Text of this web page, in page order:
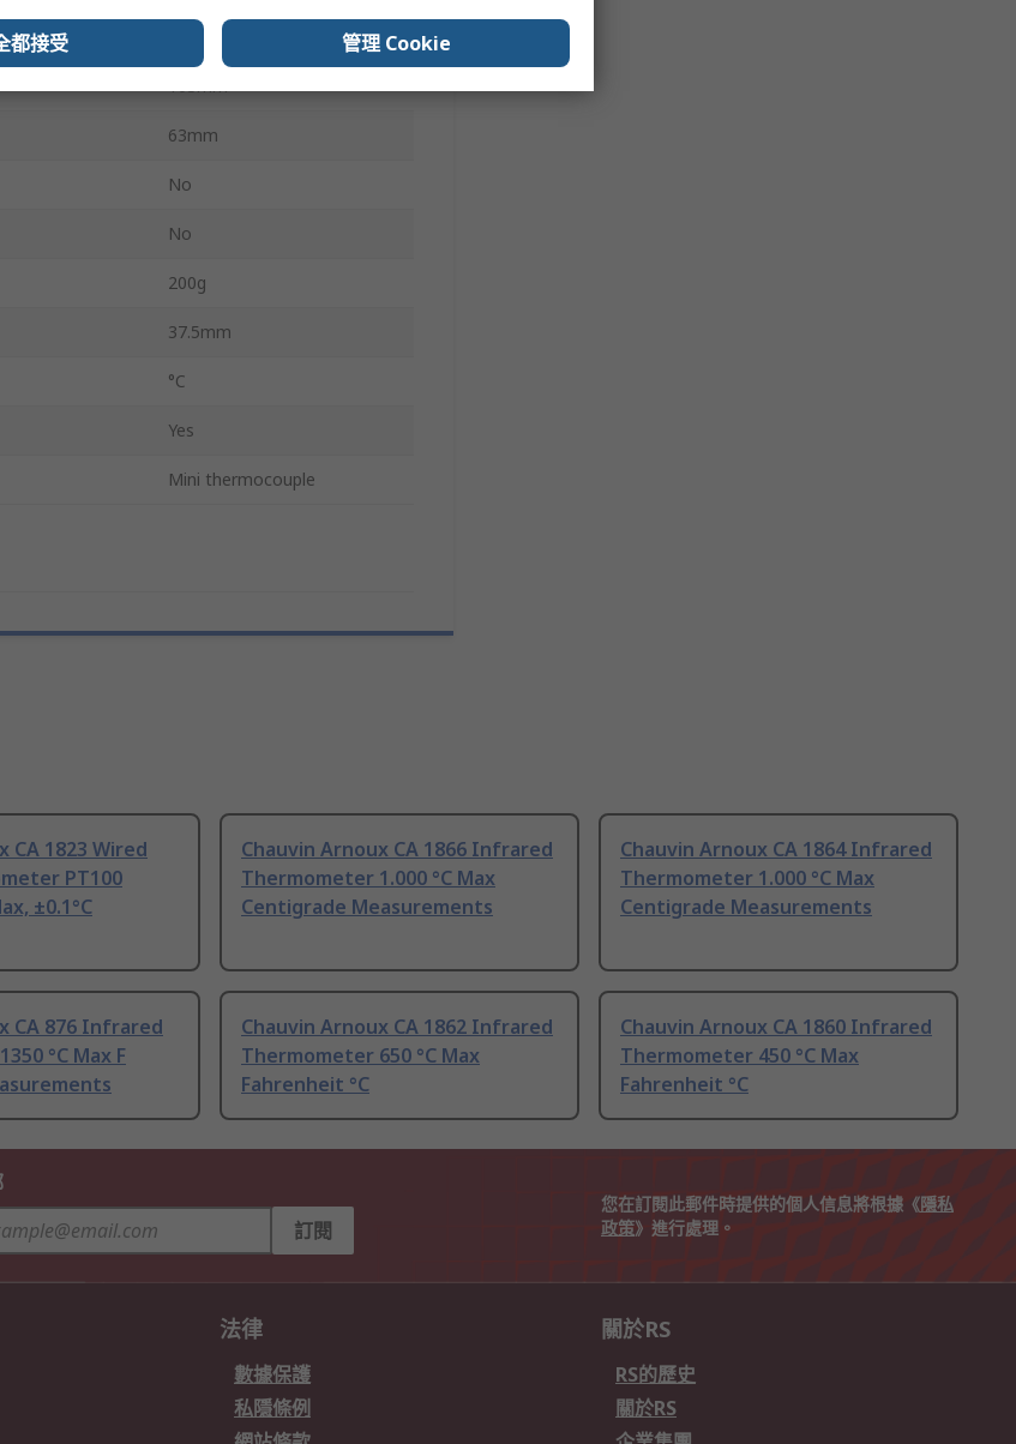
163mm
63mm
No
No
200g
37.5mm
°C
Yes
Mini thermocouple
CA 1823 Wired
PT100
±0.1°C
Chauvin Arnoux CA 1866 Infrared
Thermometer 1.000 °C Max
Centigrade Measurements
Chauvin Arnoux CA 1864 Infrared
Thermometer 1.000 °C Max
Centigrade Measurements
CA 876 Infrared
°C Max F
Chauvin Arnoux CA 1862 Infrared
Thermometer 650 °C Max
Fahrenheit °C
Chauvin Arnoux CA 1860 Infrared
Thermometer 450 °C Max
Fahrenheit °C
訂閱
您在訂閱此郵件時提供的個人信息將根據《隱私
政策》進行處理。
法律
數據保護
私隱條例
關於RS
RS的歷史
關於RS
都接受 管理 Cookie